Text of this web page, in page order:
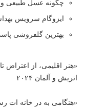
چگونه عسل طبیعی و
ایزوگام سرویس
بهترین گلفروشی
«هنر اقلیمی، از اعتراض
اتریش و آلمان ۲۰۲۴
«هنگامی به در خانه ات